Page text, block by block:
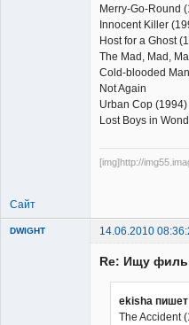
Merry-Go-Round
Innocent Killer
Host for a Ghost
The Mad, Mad,
Cold-blooded
Not Again
Urban Cop (1994)
Lost Boys in
[img]http://
Сайт
DWIGHT 14.06.2010
Re: Ищу
ekisha
The Accident